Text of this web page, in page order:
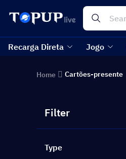
Recarga Direta Jogo
Home Cartões-presente
Filter
Type